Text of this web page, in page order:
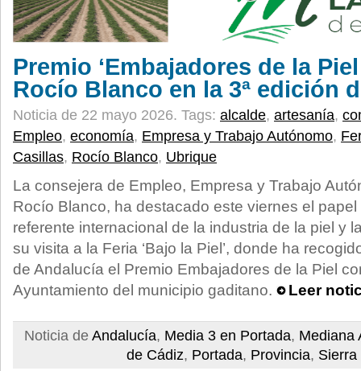
Premio ‘Embajadores de la
Rocío Blanco en la 3ª edición
Noticia de 22 mayo 2026. Tags: alcalde, artesanía,
Empleo, economía, Empresa y Trabajo Autónomo,
Casillas, Rocío Blanco, Ubrique
La consejera de Empleo, Empresa y Trabajo
Rocío Blanco, ha destacado este viernes el
referente internacional de la industria de la piel y
su visita a la Feria ‘Bajo la Piel’, donde ha
de Andalucía el Premio Embajadores de la Piel
Ayuntamiento del municipio gaditano.
Leer
Noticia de Andalucía, Media 3 en Portada, Mediana
de Cádiz, Portada, Provincia, Sierra